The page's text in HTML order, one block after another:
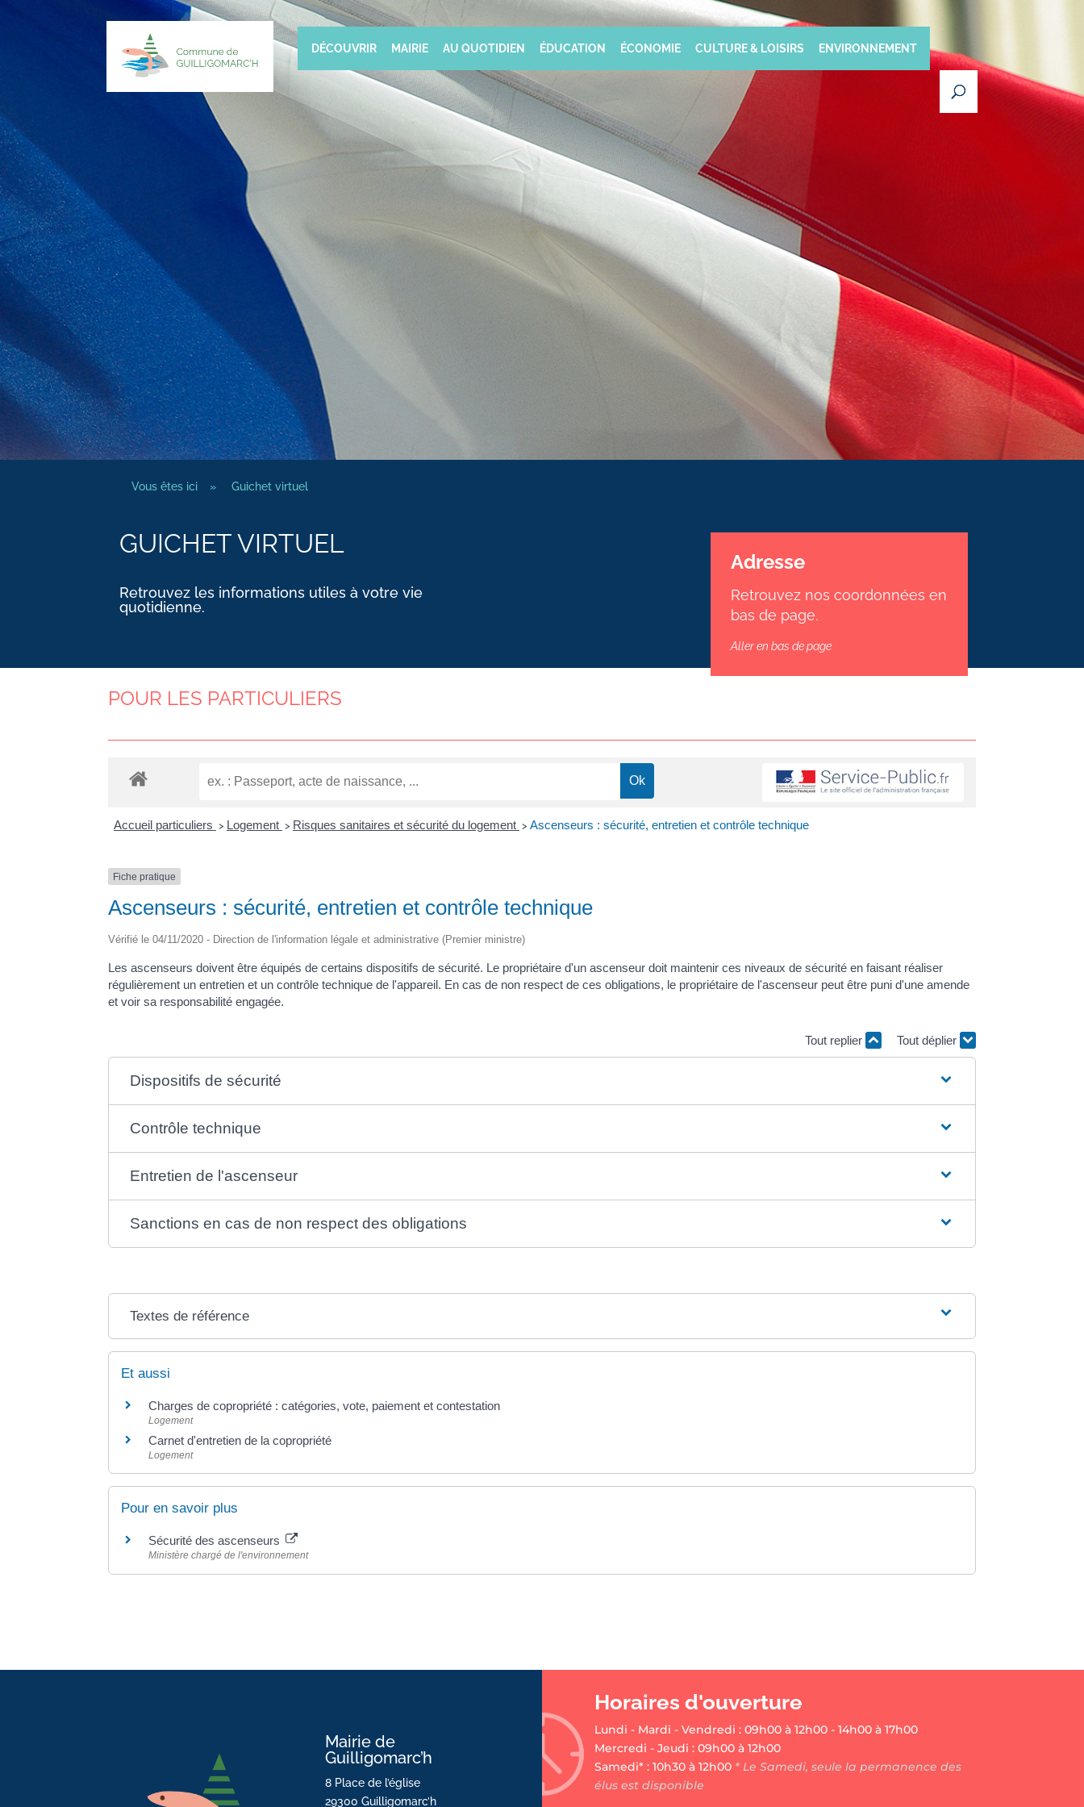
DÉCOUVRIR MAIRIE AU QUOTIDIEN ÉDUCATION ÉCONOMIE CULTURE & LOISIRS ENVIRONNEMENT
Vous êtes ici » Guichet virtuel
GUICHET VIRTUEL
Retrouvez les informations utiles à votre vie
quotidienne.
Adresse
Retrouvez nos coordonnées en
bas de page.
Aller en bas de page
POUR LES PARTICULIERS
Accueil particuliers > Logement > Risques sanitaires et sécurité du logement > Ascenseurs : sécurité, entretien et contrôle technique
Fiche pratique
Ascenseurs : sécurité, entretien et contrôle technique
Vérifié le 04/11/2020 - Direction de l'information légale et administrative (Premier ministre)
Les ascenseurs doivent être équipés de certains dispositifs de sécurité. Le propriétaire d'un ascenseur doit maintenir ces niveaux de sécurité en faisant réaliser
régulièrement un entretien et un contrôle technique de l'appareil. En cas de non respect de ces obligations, le propriétaire de l'ascenseur peut être puni d'une amende
et voir sa responsabilité engagée.
Tout replier Tout déplier
Dispositifs de sécurité
Contrôle technique
Entretien de l'ascenseur
Sanctions en cas de non respect des obligations
Textes de référence
Et aussi
Charges de copropriété : catégories, vote, paiement et contestation
Logement
Carnet d'entretien de la copropriété
Logement
Pour en savoir plus
Sécurité des ascenseurs
Ministère chargé de l'environnement
Mairie de
Guilligomarc’h
8 Place de l’église
29300 Guilligomarc’h
Horaires d'ouverture
Lundi - Mardi - Vendredi : 09h00 à 12h00 - 14h00 à 17h00
Mercredi - Jeudi : 09h00 à 12h00
Samedi* : 10h30 à 12h00* Le Samedi, seule la permanence des
élus est disponible